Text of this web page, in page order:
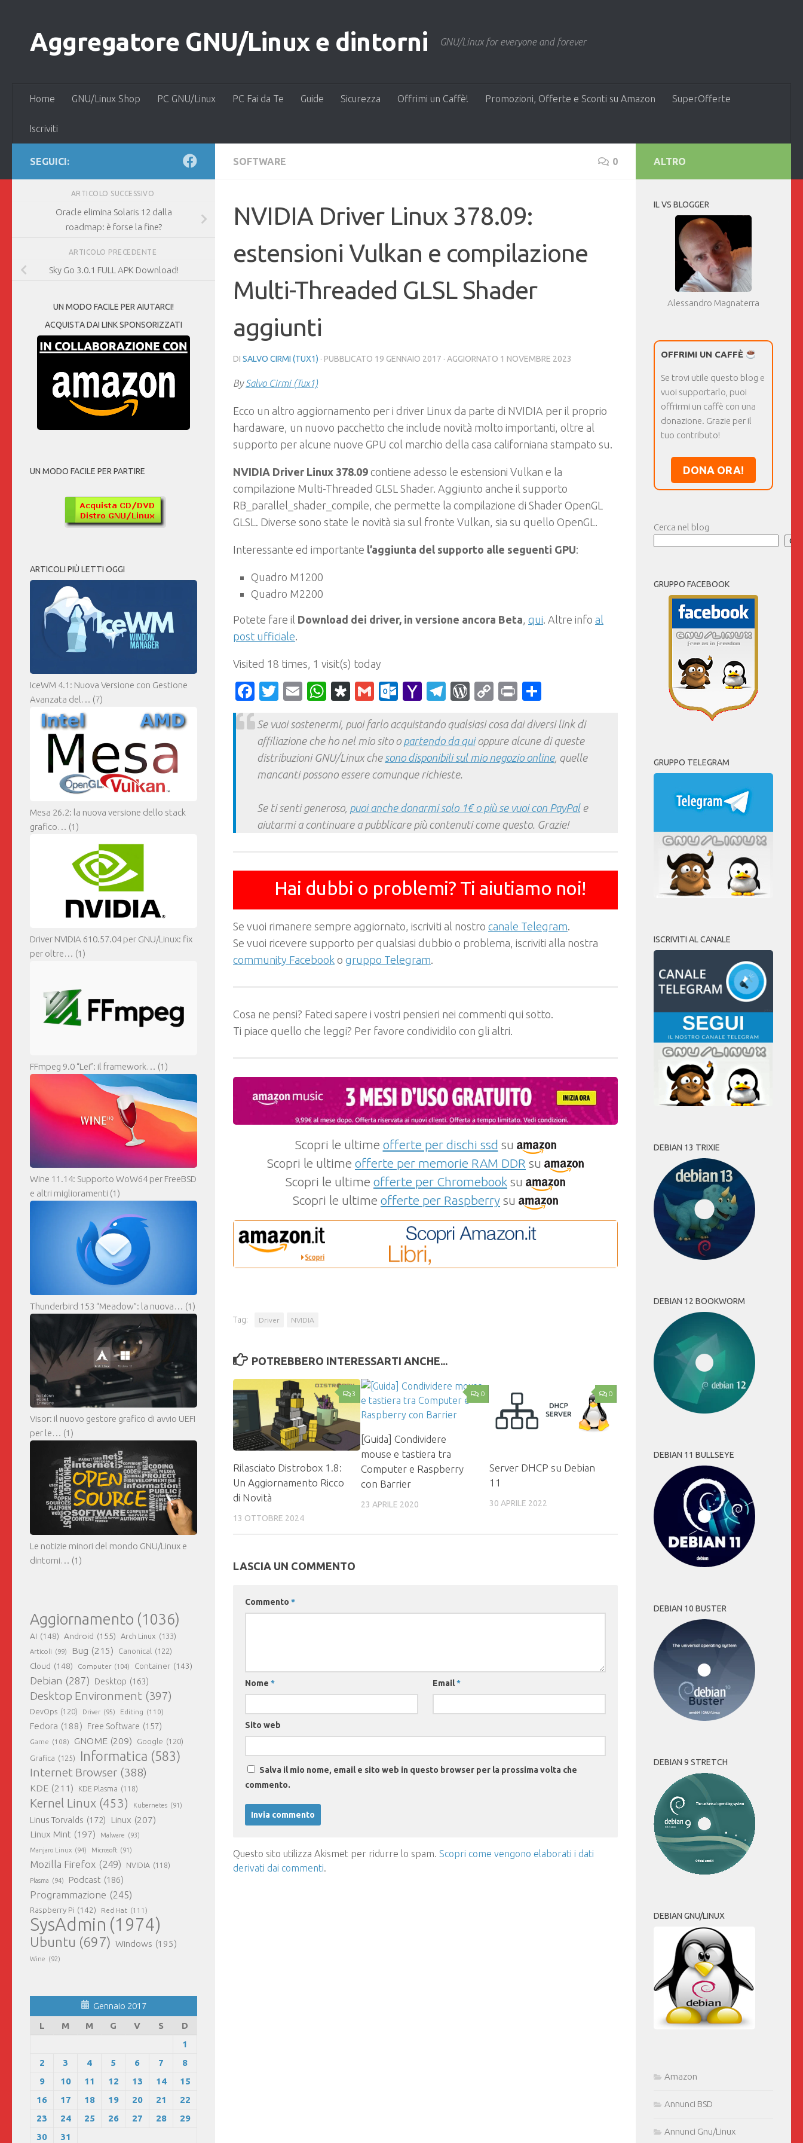
Aggregatore GNU/Linux e dintorni GNU/Linux for everyone and forever
Home GNU/Linux Shop PC GNU/Linux PC Fai da Te Guide Sicurezza Offrimi un Caffè! Promozioni, Offerte e Sconti su Amazon SuperOfferte
Iscriviti
SOFTWARE 0
NVIDIA Driver Linux 378.09:
estensioni Vulkan e compilazione
Multi-Threaded GLSL Shader
aggiunti
DI SALVO CIRMI (TUX1) · PUBBLICATO 19 GENNAIO 2017 · AGGIORNATO 1 NOVEMBRE 2023
BySalvo Cirmi (Tux1)
Ecco un altro aggiornamento per i driver Linux da parte di NVIDIA per il proprio
hardaware, un nuovo pacchetto che include novità molto importanti, oltre al
supporto per alcune nuove GPU col marchio della casa californiana stampato su.
NVIDIA Driver Linux 378.09 contiene adesso le estensioni Vulkan e la
compilazione Multi-Threaded GLSL Shader. Aggiunto anche il supporto
RB_parallel_shader_compile, che permette la compilazione di Shader OpenGL
GLSL. Diverse sono state le novità sia sul fronte Vulkan, sia su quello OpenGL.
Interessante ed importante l’aggiunta del supporto alle seguenti GPU:
Quadro M1200
Quadro M2200
Potete fare il Download dei driver, in versione ancora Beta, qui. Altre info al
post ufficiale.
Visited 18 times, 1 visit(s) today
Facebook
Twitter
EmailWhatsApp
Diaspora
GmailOutlook.com
YahooTelegram
WordPress
CopyPrint
Se vuoi sostenermi, puoi farlo acquistando qualsiasi cosa dai diversi link di
affiliazione che ho nel mio sito o partendo da quioppure alcune di queste
distribuzioni GNU/Linux che sono disponibili sul mio negozio online, quelle
mancanti possono essere comunque richieste.
Se ti senti generoso, puoi anche donarmi solo 1€ o più se vuoi con PayPale
aiutarmi a continuare a pubblicare più contenuti come questo. Grazie!
Hai dubbi o problemi? Ti aiutiamo noi!
Se vuoi rimanere sempre aggiornato, iscriviti al nostro canale Telegram.
Se vuoi ricevere supporto per qualsiasi dubbio o problema, iscriviti alla nostra
community Facebook o gruppo Telegram.
Cosa ne pensi? Fateci sapere i vostri pensieri nei commenti qui sotto.
Ti piace quello che leggi? Per favore condividilo con gli altri.
Scopri le ultime offerte per dischi ssd su
Scopri le ultime offerte per memorie RAM DDR su
Scopri le ultime offerte per Chromebook su
Scopri le ultime offerte per Raspberry su
Tag: Driver NVIDIA
POTREBBERO INTERESSARTI ANCHE...
3
Rilasciato Distrobox 1.8:
Un Aggiornamento Ricco
di Novità
13 OTTOBRE 2024
0
[Guida] Condividere
mouse e tastiera tra
Computer e Raspberry
con Barrier
23 APRILE 2020
0
Server DHCP su Debian
11
30 APRILE 2022
LASCIA UN COMMENTO
Commento *
Nome * Email*
Sito web
Salva il mio nome, email e sito web in questo browser per la prossima volta che
commento.
Questo sito utilizza Akismet per ridurre lo spam. Scopri come vengono elaborati i dati
derivati dai commenti.
SEGUICI:
ARTICOLO SUCCESSIVO
Oracle elimina Solaris 12 dalla
roadmap: è forse la fine?
ARTICOLO PRECEDENTE
Sky Go 3.0.1 FULL APK Download!
UN MODO FACILE PER AIUTARCI!
ACQUISTA DAI LINK SPONSORIZZATI
UN MODO FACILE PER PARTIRE
ARTICOLI PIÙ LETTI OGGI
IceWM 4.1: Nuova Versione con Gestione
Avanzata del… (7)
Mesa 26.2: la nuova versione dello stack
grafico… (1)
Driver NVIDIA 610.57.04 per GNU/Linux: fix
per oltre… (1)
FFmpeg 9.0 “Lei”: il framework… (1)
Wine 11.14: Supporto WoW64 per FreeBSD
e altri miglioramenti (1)
Thunderbird 153 “Meadow”: la nuova… (1)
Visor: il nuovo gestore grafico di avvio UEFI
per le… (1)
Le notizie minori del mondo GNU/Linux e
dintorni… (1)
Aggiornamento (1036)
AI (148) Android (155) Arch Linux (133)
Articoli (99) Bug (215) Canonical (122)
Cloud (148) Computer (104) Container (143)
Debian (287) Desktop (163)
Desktop Environment (397)
DevOps (120) Driver (95) Editing (110)
Fedora (188) Free Software (157)
Game (108) GNOME (209) Google (120)
Grafica (125) Informatica (583)
Internet Browser (388)
KDE (211) KDE Plasma (118)
Kernel Linux (453) Kubernetes (91)
Linus Torvalds (172) Linux (207)
Linux Mint (197) Malware (93)
Manjaro Linux (94) Microsoft (91)
Mozilla Firefox (249) NVIDIA (118)
Plasma (94) Podcast (186)
Programmazione (245)
Raspberry Pi (142) Red Hat (111)
SysAdmin (1974)
Ubuntu (697) Windows (195)
Wine (92)
Gennaio 2017
L
M M G V S
D
1
2
3 4 5 6 7
8
9
10 11 12 13 14
15
16
17 18 19 20 21
22
23
24 25 26 27 28
29
30
31
ALTRO
IL VS BLOGGER
Alessandro Magnaterra
OFFRIMI UN CAFFÈ
Se trovi utile questo blog e
vuoi supportarlo, puoi
offrirmi un caffè con una
donazione. Grazie per il
tuo contributo!
DONA ORA!
Cerca nel blog
GRUPPO FACEBOOK
GRUPPO TELEGRAM
ISCRIVITI AL CANALE
DEBIAN 13 TRIXIE
DEBIAN 12 BOOKWORM
DEBIAN 11 BULLSEYE
DEBIAN 10 BUSTER
DEBIAN 9 STRETCH
DEBIAN GNU/LINUX
Amazon
Annunci BSD
Annunci Gnu/Linux